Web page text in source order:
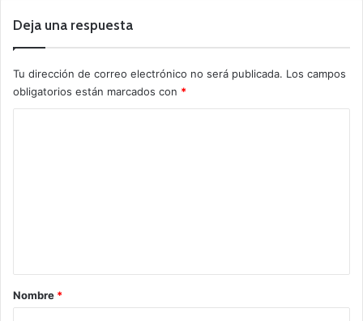
Deja una respuesta
Tu dirección de correo electrónico no será publicada. Los campos
obligatorios están marcados con *
r
Nombre *